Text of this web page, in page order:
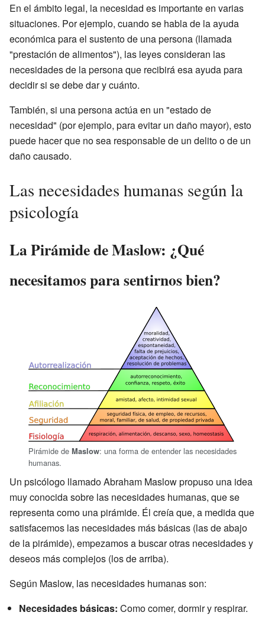
En el ámbito legal, la necesidad es importante en varias
situaciones. Por ejemplo, cuando se habla de la ayuda
económica para el sustento de una persona (llamada
"prestación de alimentos"), las leyes consideran las
necesidades de la persona que recibirá esa ayuda para
decidir si se debe dar y cuánto.
También, si una persona actúa en un "estado de
necesidad" (por ejemplo, para evitar un daño mayor), esto
puede hacer que no sea responsable de un delito o de un
daño causado.
Las necesidades humanas según la
psicología
La Pirámide de Maslow: ¿Qué
necesitamos para sentirnos bien?
Pirámide de Maslow: una forma de entender las necesidades
humanas.
Un psicólogo llamado Abraham Maslow propuso una idea
muy conocida sobre las necesidades humanas, que se
representa como una pirámide. Él creía que, a medida que
satisfacemos las necesidades más básicas (las de abajo
de la pirámide), empezamos a buscar otras necesidades y
deseos más complejos (los de arriba).
Según Maslow, las necesidades humanas son:
Necesidades básicas: Como comer, dormir y respirar.